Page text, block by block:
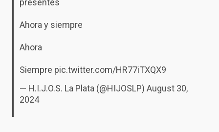
presentes
Ahora y siempre
Ahora
Siempre pic.twitter.com/HR77iTXQX9
— H.I.J.O.S. La Plata (@HIJOSLP) August 30,
2024